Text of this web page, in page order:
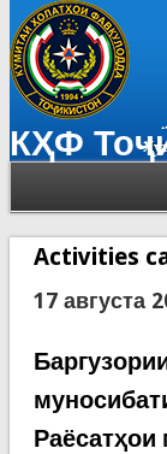
КҲФ
Activities
17 августа
Раёсатҳои